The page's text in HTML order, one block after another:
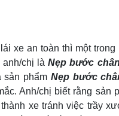
xe an toàn thì một
anh/chị làNẹp bước
sản phẩm Nẹp bước
Anh/chị biết rằng sản
xe tránh việc trầy